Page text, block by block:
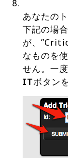
あなたの
下記の場
が、
なものを
せん。一
IT